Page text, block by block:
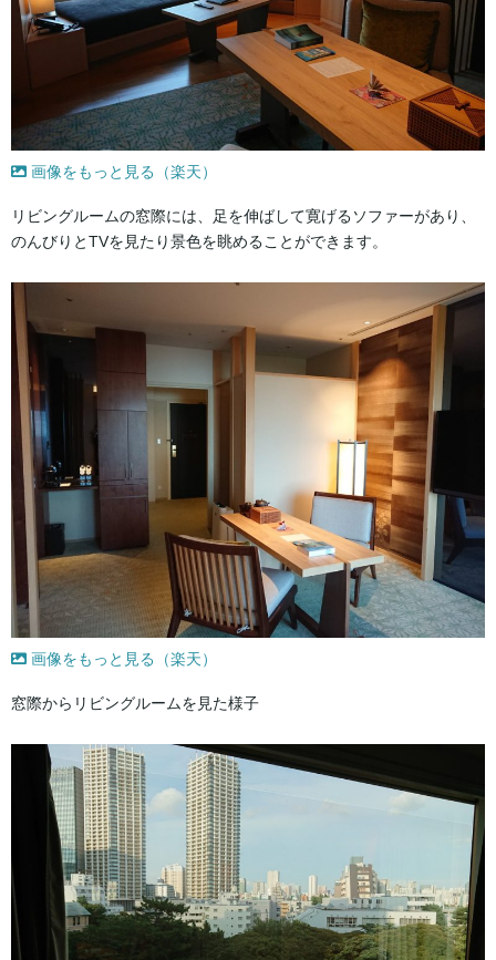
画像をもっと見る（楽天）
リビングルームの窓際には、足を伸ばして寛げるソファーがあり、
のんびりとTVを見たり景色を眺めることができます。
画像をもっと見る（楽天）
窓際からリビングルームを見た様子